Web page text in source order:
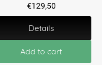
€129,50
Details
Add to cart